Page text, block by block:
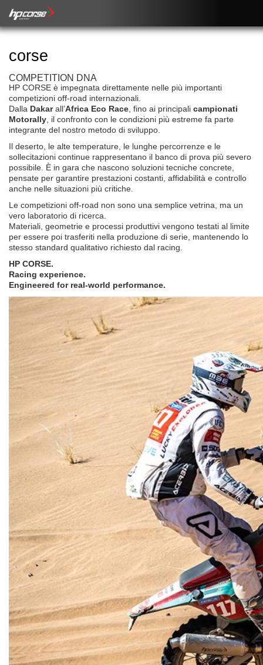
corse
COMPETITION DNA
HP CORSE è impegnata direttamente nelle più importanti
competizioni off-road internazionali.
Dalla Dakarall’Africa Eco Race, fino ai principali campionati
Motorally, il confronto con le condizioni più estreme fa parte
integrante del nostro metodo di sviluppo.
Il deserto, le alte temperature, le lunghe percorrenze e le
sollecitazioni continue rappresentano il banco di prova più severo
possibile. È in gara che nascono soluzioni tecniche concrete,
pensate per garantire prestazioni costanti, affidabilità e controllo
anche nelle situazioni più critiche.
Le competizioni off-road non sono una semplice vetrina, ma un
vero laboratorio di ricerca.
Materiali, geometrie e processi produttivi vengono testati al limite
per essere poi trasferiti nella produzione di serie, mantenendo lo
stesso standard qualitativo richiesto dal racing.
HP CORSE.
Racing experience.
Engineered for real-world performance.